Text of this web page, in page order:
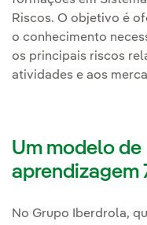
Riscos. O objetivo é
o conhecimento
os principais riscos
atividades e aos
Um modelo de
aprendizagem
No Grupo Iberdrola,